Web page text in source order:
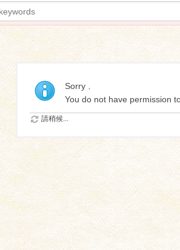
Sorry﹐
You do not have permission
請稍候...